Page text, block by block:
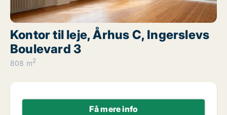
Kontor til leje, Århus C, Ingerslevs
Boulevard 3
808 m2
Få mere info